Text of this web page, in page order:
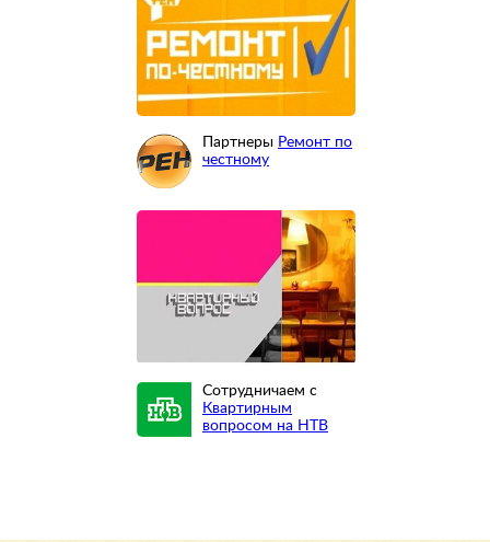
Партнеры Ремонт по
честному
Сотрудничаем с
Квартирным
вопросом на НТВ